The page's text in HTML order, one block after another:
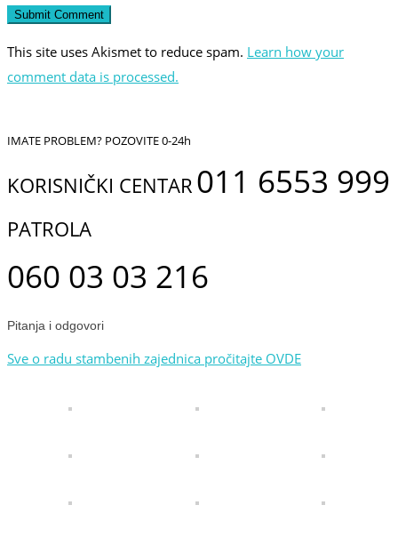
This site uses Akismet to reduce spam. Learn how your
comment data is processed.
IMATE PROBLEM? POZOVITE 0-24h
KORISNIČKI CENTAR 011 6553 999
PATROLA
060 03 03 216
Pitanja i odgovori
Sve o radu stambenih zajednica pročitajte OVDE